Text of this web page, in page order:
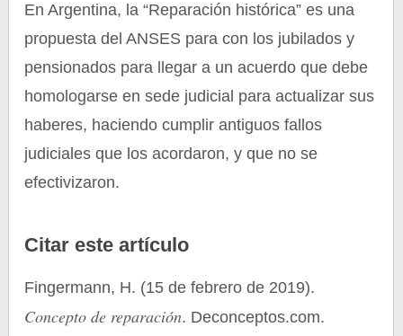
En Argentina, la “Reparación histórica” es una
propuesta del ANSES para con los jubilados y
pensionados para llegar a un acuerdo que debe
homologarse en sede judicial para actualizar sus
haberes, haciendo cumplir antiguos fallos
judiciales que los acordaron, y que no se
efectivizaron.
Citar este artículo
Fingermann, H. (15 de febrero de 2019).
Concepto de reparación. Deconceptos.com.